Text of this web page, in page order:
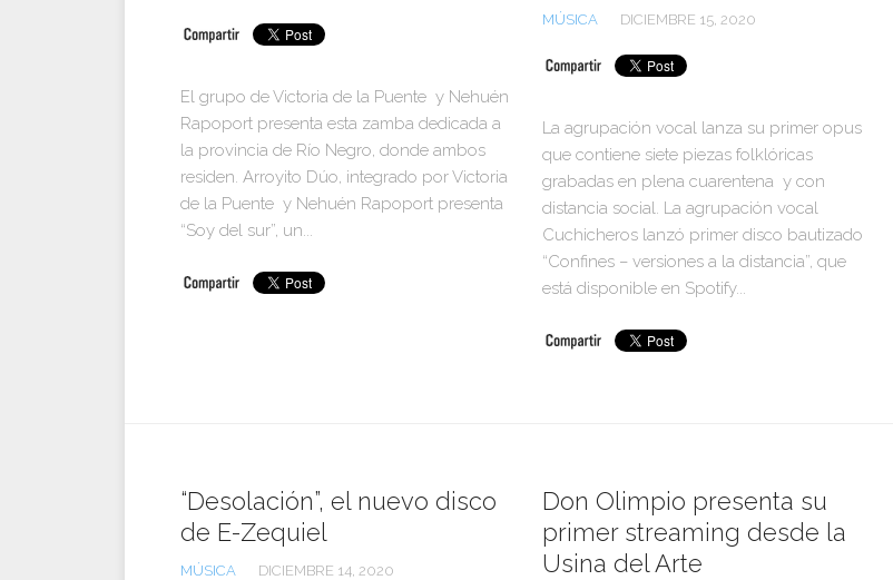
El grupo de Victoria de la Puente y Nehuén
Rapoport presenta esta zamba dedicada a
la provincia de Río Negro, donde ambos
residen. Arroyito Dúo, integrado por Victoria
de la Puente y Nehuén Rapoport presenta
“Soy del sur”, un...
MÚSICA DICIEMBRE 15, 2020
La agrupación vocal lanza su primer opus
que contiene siete piezas folklóricas
grabadas en plena cuarentena y con
distancia social. La agrupación vocal
Cuchicheros lanzó primer disco bautizado
“Confines – versiones a la distancia”, que
está disponible en Spotify...
“Desolación”, el nuevo disco
de E-Zequiel
MÚSICA DICIEMBRE 14, 2020
Don Olimpio presenta su
primer streaming desde la
Usina del Arte